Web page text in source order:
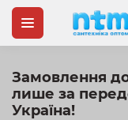
Замовлення
лише за
Україна!